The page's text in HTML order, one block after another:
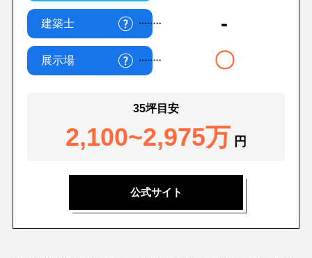
建築士 -
展示場 〇
35坪目安
2,100~2,975万 円
公式サイト